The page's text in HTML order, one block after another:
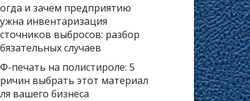
и зачем предприятию
инвентаризация
выбросов: разбор
случаев
печать на полистироле: 5
выбрать этот материал
вашего бизнеса